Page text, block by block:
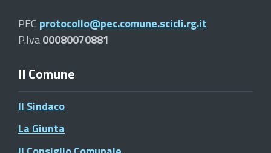
PEC protocollo@pec.comune.scicli.rg.it
P.Iva00080070881
Il Comune
Il Sindaco
La Giunta